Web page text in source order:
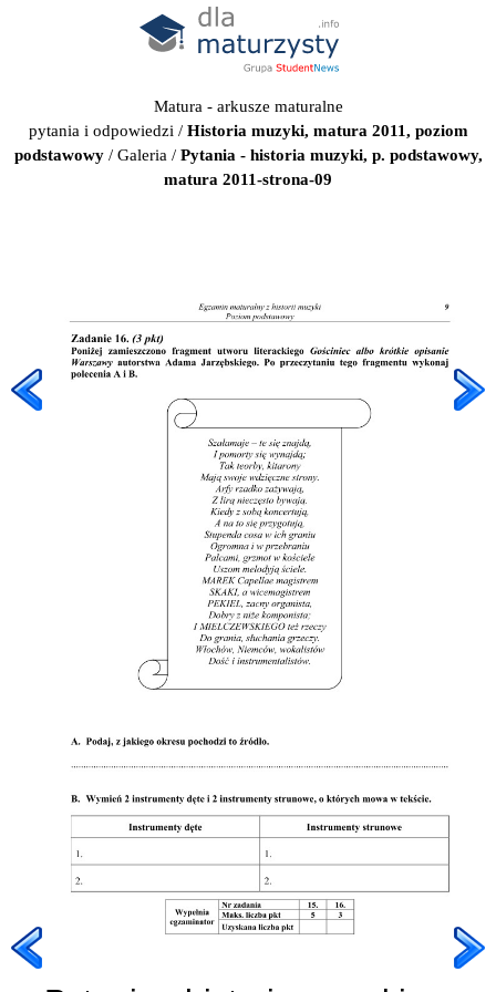
Matura - arkusze maturalne
pytania i odpowiedzi / Historia muzyki, matura 2011, poziom
podstawowy/ Galeria / Pytania - historia muzyki, p. podstawowy,
matura 2011-strona-09